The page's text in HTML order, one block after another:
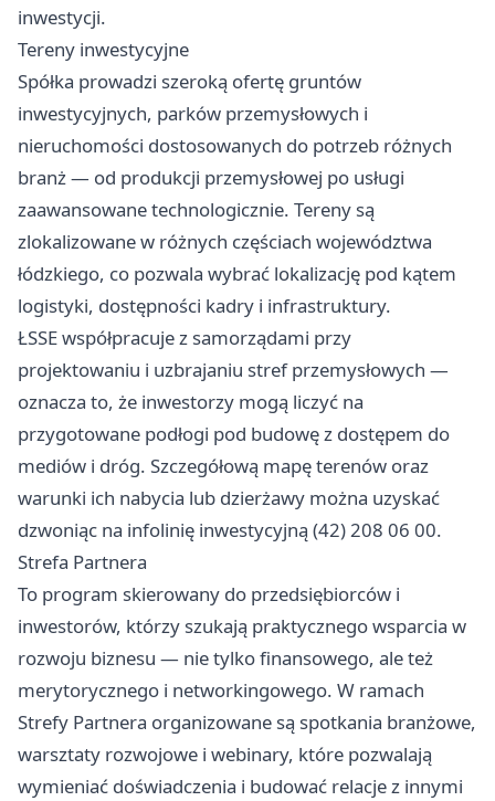
inwestycji.
Tereny inwestycyjne
Spółka prowadzi szeroką ofertę gruntów
inwestycyjnych, parków przemysłowych i
nieruchomości dostosowanych do potrzeb różnych
branż — od produkcji przemysłowej po usługi
zaawansowane technologicznie. Tereny są
zlokalizowane w różnych częściach województwa
łódzkiego, co pozwala wybrać lokalizację pod kątem
logistyki, dostępności kadry i infrastruktury.
ŁSSE współpracuje z samorządami przy
projektowaniu i uzbrajaniu stref przemysłowych —
oznacza to, że inwestorzy mogą liczyć na
przygotowane podłogi pod budowę z dostępem do
mediów i dróg. Szczegółową mapę terenów oraz
warunki ich nabycia lub dzierżawy można uzyskać
dzwoniąc na infolinię inwestycyjną (42) 208 06 00.
Strefa Partnera
To program skierowany do przedsiębiorców i
inwestorów, którzy szukają praktycznego wsparcia w
rozwoju biznesu — nie tylko finansowego, ale też
merytorycznego i networkingowego. W ramach
Strefy Partnera organizowane są spotkania branżowe,
warsztaty rozwojowe i webinary, które pozwalają
wymieniać doświadczenia i budować relacje z innymi